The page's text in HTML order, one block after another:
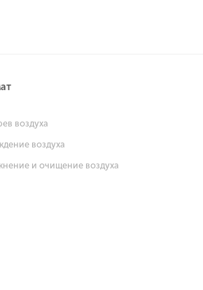
воздуха
воздуха
и очищение воздуха